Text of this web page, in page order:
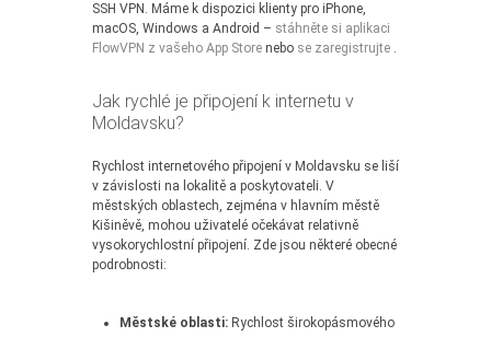
SSH VPN. Máme k dispozici klienty pro iPhone,
macOS, Windows a Android – stáhněte si aplikaci
FlowVPN z vašeho App Store nebo se zaregistrujte .
Jak rychlé je připojení k internetu v
Moldavsku?
Rychlost internetového připojení v Moldavsku se liší
v závislosti na lokalitě a poskytovateli. V
městských oblastech, zejména v hlavním městě
Kišiněvě, mohou uživatelé očekávat relativně
vysokorychlostní připojení. Zde jsou některé obecné
podrobnosti:
Městské oblasti: Rychlost širokopásmového